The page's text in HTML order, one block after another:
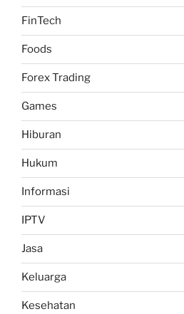
FinTech
Foods
Forex Trading
Games
Hiburan
Hukum
Informasi
IPTV
Jasa
Keluarga
Kesehatan